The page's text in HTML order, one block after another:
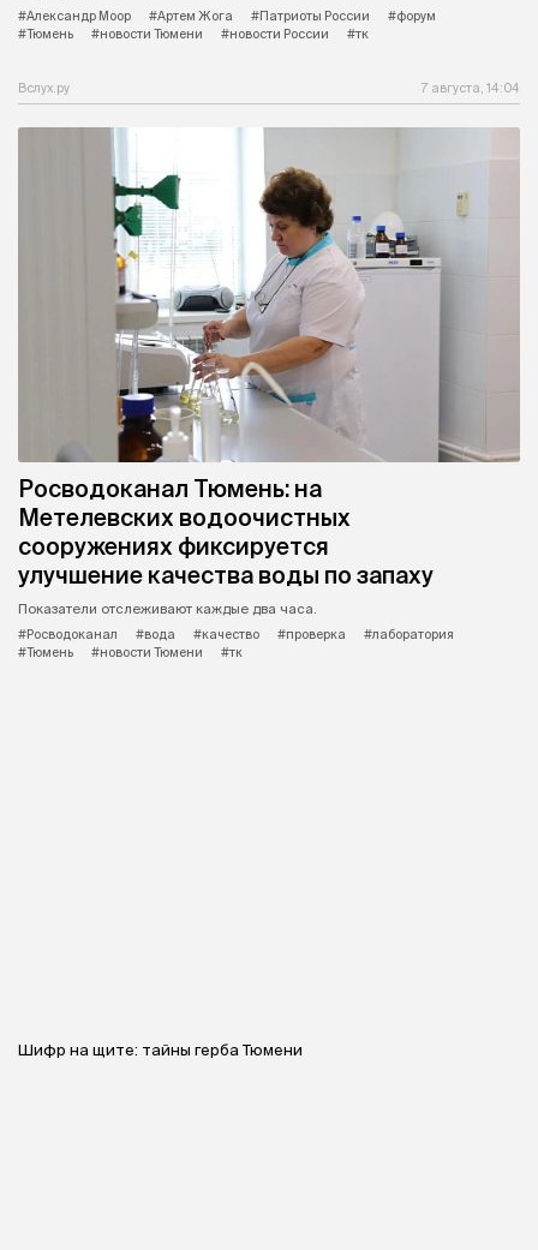
#Александр Моор
#Артем Жога #Патриоты России
#форум
#Тюмень
#новости Тюмени #новости России #тк
Вслух.ру 7 августа, 14:04
Росводоканал Тюмень: на
Метелевских водоочистных
сооружениях фиксируется
улучшение качества воды по запаху
Показатели отслеживают каждые два часа.
#Росводоканал
#вода #качество #проверка
#лаборатория
#Тюмень
#новости Тюмени #тк
Шифр на щите: тайны герба Тюмени